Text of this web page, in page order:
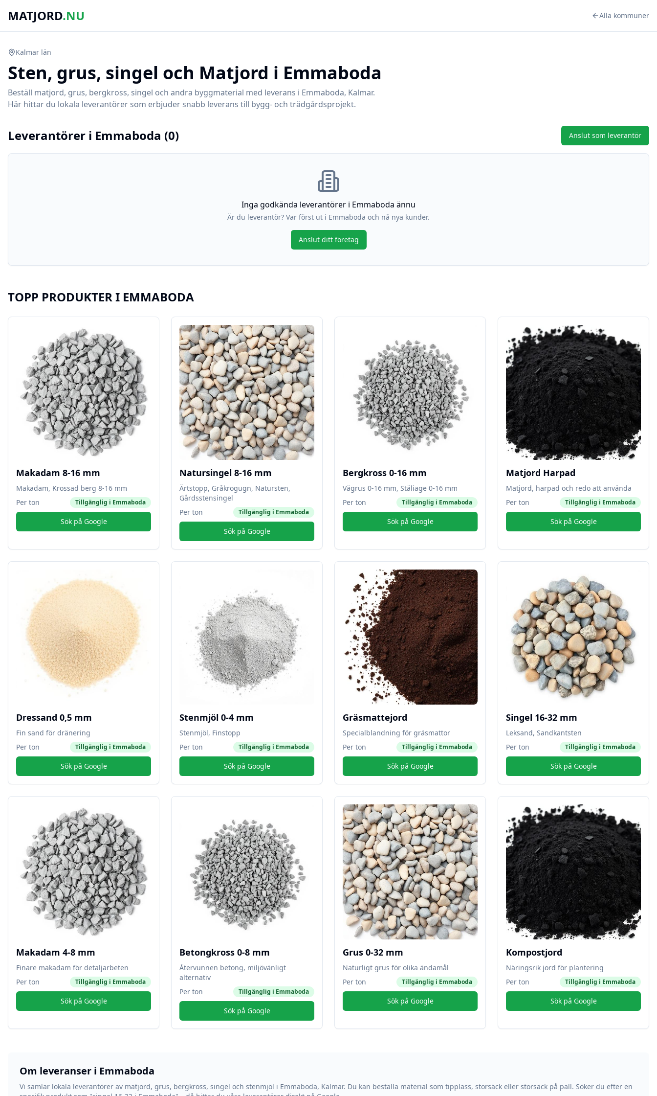
MATJORD.NU Alla kommuner
Kalmar län
Sten, grus, singel och Matjord i Emmaboda
Beställ matjord, grus, bergkross, singel och andra byggmaterial med leverans i Emmaboda, Kalmar.
Här hittar du lokala leverantörer som erbjuder snabb leverans till bygg- och trädgårdsprojekt.
Leverantörer i Emmaboda (0) Anslut som leverantör
Inga godkända leverantörer i Emmaboda ännu
Är du leverantör? Var först ut i Emmaboda och nå nya kunder.
Anslut ditt företag
TOPP PRODUKTER I EMMABODA
Makadam 8-16 mm
Makadam, Krossad berg 8-16 mm
Per ton
Tillgänglig i Emmaboda
Sök på Google
Natursingel 8-16 mm
Ärtstopp, Gråkrogugn, Natursten,
Gårdsstensingel
Per ton
Tillgänglig i Emmaboda
Sök på Google
Bergkross 0-16 mm
Vägrus 0-16 mm, Stäliage 0-16 mm
Per ton
Tillgänglig i Emmaboda
Sök på Google
Matjord Harpad
Matjord, harpad och redo att använda
Per ton
Tillgänglig i Emmaboda
Sök på Google
Dressand 0,5 mm
Fin sand för dränering
Per ton
Tillgänglig i Emmaboda
Sök på Google
Stenmjöl 0-4 mm
Stenmjöl, Finstopp
Per ton
Tillgänglig i Emmaboda
Sök på Google
Gräsmattejord
Specialblandning för gräsmattor
Per ton
Tillgänglig i Emmaboda
Sök på Google
Singel 16-32 mm
Leksand, Sandkantsten
Per ton
Tillgänglig i Emmaboda
Sök på Google
Makadam 4-8 mm
Finare makadam för detaljarbeten
Per ton
Tillgänglig i Emmaboda
Sök på Google
Betongkross 0-8 mm
Återvunnen betong, miljövänligt
alternativ
Per ton
Tillgänglig i Emmaboda
Sök på Google
Grus 0-32 mm
Naturligt grus för olika ändamål
Per ton
Tillgänglig i Emmaboda
Sök på Google
Kompostjord
Näringsrik jord för plantering
Per ton
Tillgänglig i Emmaboda
Sök på Google
Om leveranser i Emmaboda
Vi samlar lokala leverantörer av matjord, grus, bergkross, singel och stenmjöl i Emmaboda, Kalmar. Du kan beställa material som tipplass, storsäck eller storsäck på pall. Söker du efter en